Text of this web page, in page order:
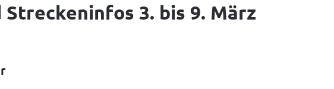
3. bis 9. März